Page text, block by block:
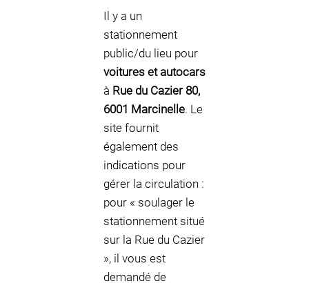
Il y a un
stationnement
public/du lieu pour
voitures et autocars
à Rue du Cazier 80,
6001 Marcinelle. Le
site fournit
également des
indications pour
gérer la circulation :
pour « soulager le
stationnement situé
sur la Rue du Cazier
», il vous est
demandé de